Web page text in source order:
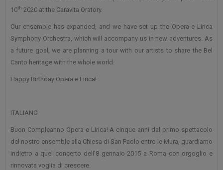
10th 2020 at the Caravita Oratory.
Our ensemble has expanded, and we have set up the Opera e Lirica
Symphony Orchestra, which will accompany us in new adventures. As
a future goal, we are planning a tour with our artists to share the Bel
Canto heritage with the whole world.
Happy Birthday Opera e Lirica!
ITALIANO
Buon Compleanno Opera e Lirica! A cinque anni dal primo spettacolo
del nostro ensemble alla Chiesa di San Paolo entro le Mura, guardiamo
indietro a quel concerto dell’8 gennaio 2015 a Roma con orgoglio e
rinnovata voglia di crescere.